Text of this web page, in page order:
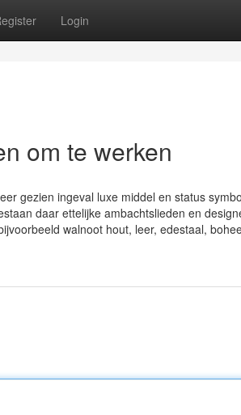
Login
om te werken
gezien ingeval luxe middel en status
daar ettelijke ambachtslieden en
walnoot hout, leer, edestaal,